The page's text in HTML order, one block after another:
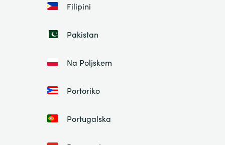
Filipini
Pakistan
Na Poljskem
Portoriko
Portugalska